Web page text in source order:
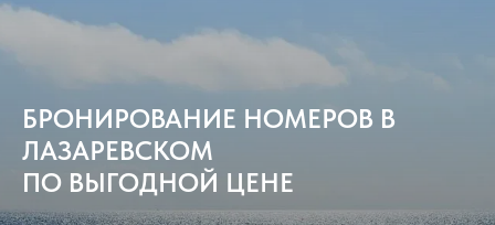
БРОНИРОВАНИЕ НОМЕРОВ В
ЛАЗАРЕВСКОМ
ПО ВЫГОДНОЙ ЦЕНЕ